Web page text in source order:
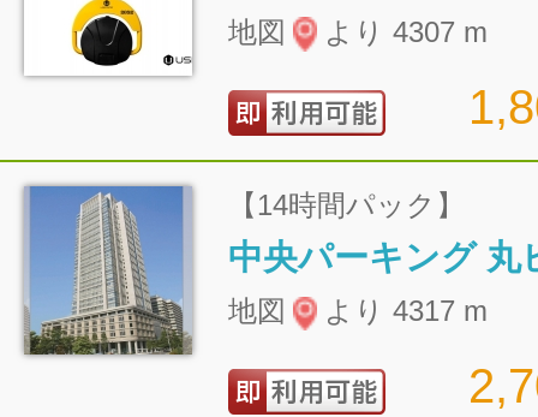
地図 より 4307 m
【14時間パック】
地図 より 4317 m